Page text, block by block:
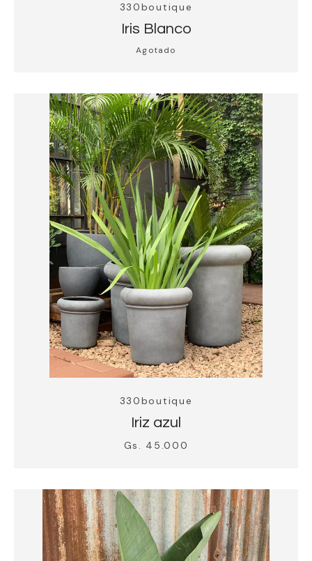
330boutique
Iris Blanco
Agotado
330boutique
Iriz azul
Gs. 45.000